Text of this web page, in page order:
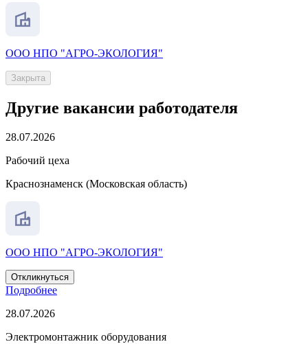
ООО НПО "АГРО-ЭКОЛОГИЯ"
Закрыта
Другие вакансии работодателя
28.07.2026
Рабочий цеха
Краснознаменск (Московская область)
ООО НПО "АГРО-ЭКОЛОГИЯ"
Откликнуться
Подробнее
28.07.2026
Электромонтажник оборудования